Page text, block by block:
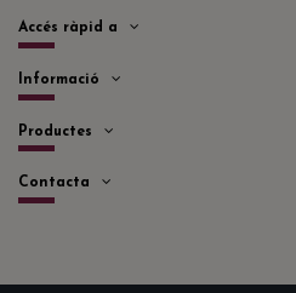
Accés ràpid a
Informació
Productes
Contacta